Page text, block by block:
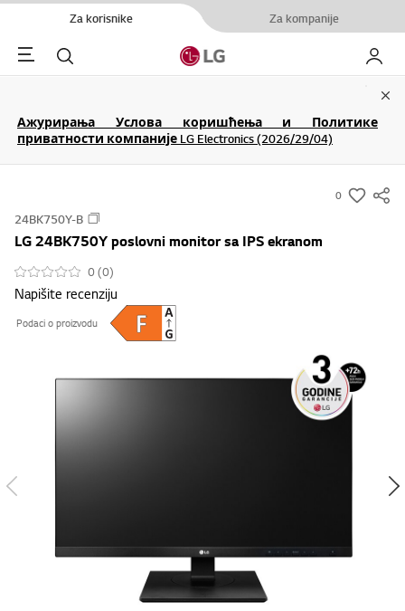
Za korisnike Za kompanije
Menu Pretraga Moj LG
Ажурирања Услова коришћења и Политике
приватности компаније LG Electronics (2026/29/04)
0
s
w
24BK750Y-B
LG 24BK750Y poslovni monitor sa IPS ekranom
0 (0)
Napišite recenziju
Podaci o proizvodu